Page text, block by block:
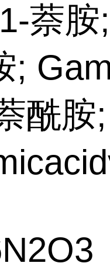
萘
;
酰胺;